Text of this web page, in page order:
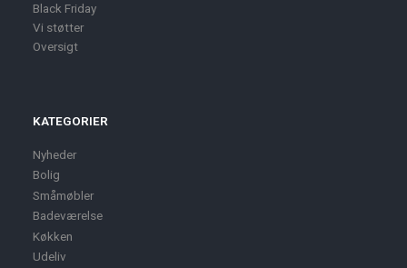
Black Friday
Vi støtter
Oversigt
KATEGORIER
Nyheder
Bolig
Småmøbler
Badeværelse
Køkken
Udeliv